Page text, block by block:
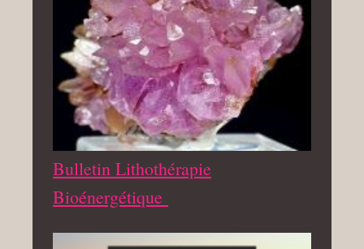
Bulletin Lithothérapie
Bioénergétique